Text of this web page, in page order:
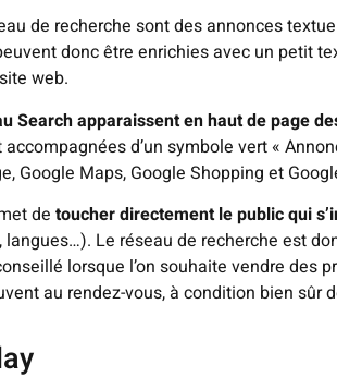
de recherche sont des annonces
donc être enrichies avec un petit
web.
Search apparaissent en haut de page
d’un symbole vert «
Google Maps, Google Shopping et
de toucher directement le public qui
langues…). Le réseau de recherche est
lorsque l’on souhaite vendre
au rendez-vous, à condition bien sûr